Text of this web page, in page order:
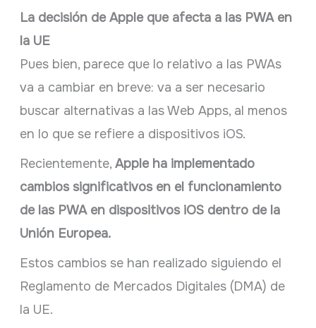
La decisión de Apple que afecta a las PWA en
la UE
Pues bien, parece que lo relativo a las PWAs
va a cambiar en breve: va a ser necesario
buscar alternativas a las Web Apps, al menos
en lo que se refiere a dispositivos iOS.
Recientemente, Apple ha implementado
cambios significativos en el funcionamiento
de las PWA en dispositivos iOS dentro de la
Unión Europea.
Estos cambios se han realizado siguiendo el
Reglamento de Mercados Digitales (DMA) de
la UE.